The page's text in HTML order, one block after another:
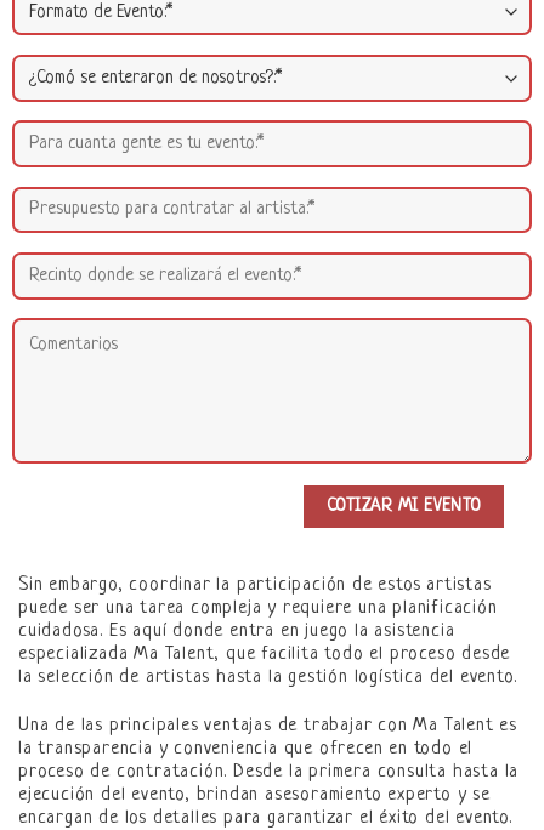
Sin embargo, coordinar la participación de estos artistas
puede ser una tarea compleja y requiere una planificación
cuidadosa. Es aquí donde entra en juego la asistencia
especializada Ma Talent, que facilita todo el proceso desde
la selección de artistas hasta la gestión logística del evento.
Una de las principales ventajas de trabajar con Ma Talent es
la transparencia y conveniencia que ofrecen en todo el
proceso de contratación. Desde la primera consulta hasta la
ejecución del evento, brindan asesoramiento experto y se
encargan de los detalles para garantizar el éxito del evento.